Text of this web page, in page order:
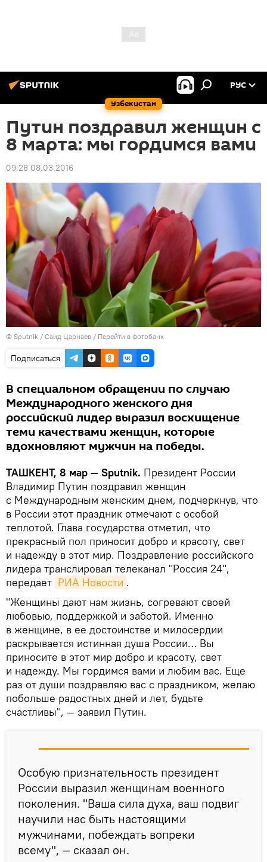
Узбекистан
РУС
Путин поздравил женщин с
8 марта: мы гордимся вами
09:28 08.03.2016
© Sputnik / Саид Царнаев / Перейти в фотобанк
Подписаться
В специальном обращении по случаю
Международного женского дня
российский лидер выразил восхищение
теми качествами женщин, которые
вдохновляют мужчин на победы.
ТАШКЕНТ, 8 мар — Sputnik. Президент России
Владимир Путин поздравил женщин
с Международным женским днем, подчеркнув, что
в России этот праздник отмечают с особой
теплотой. Глава государства отметил, что
прекрасный пол приносит добро и красоту, свет
и надежду в этот мир. Поздравление российского
лидера транслировал телеканал "Россия 24",
передает РИА Новости .
"Женщины дают нам жизнь, согревают своей
любовью, поддержкой и заботой. Именно
в женщине, в ее достоинстве и милосердии
раскрывается истинная душа России… Вы
приносите в этот мир добро и красоту, свет
и надежду. Мы гордимся вами и любим вас. Еще
раз от души поздравляю вас с праздником, желаю
побольше радостных дней и лет, будьте
счастливы", — заявил Путин.
Особую признательность президент
России выразил женщинам военного
поколения. "Ваша сила духа, ваш подвиг
научили нас быть настоящими
мужчинами, побеждать вопреки
всему", — сказал он.